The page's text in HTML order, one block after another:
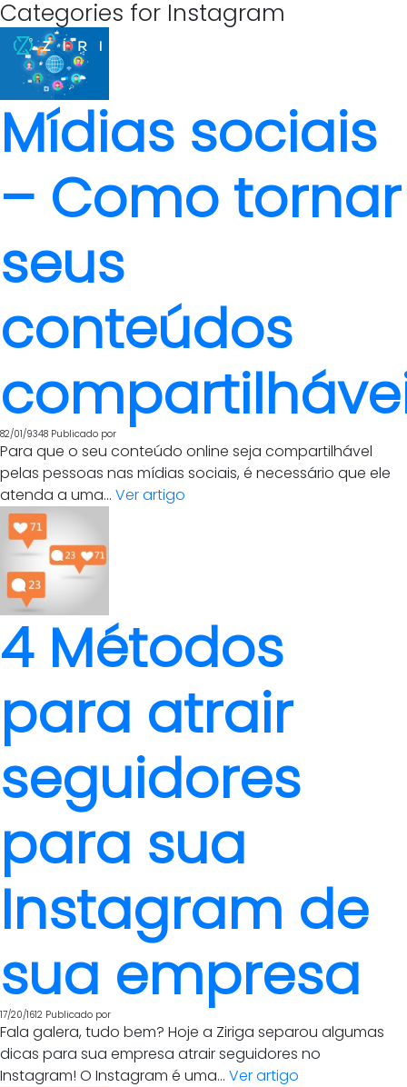
Categories for Instagram
Mídias sociais
– Como tornar
seus
conteúdos
82/01/9348 Publicado por
Para que o seu conteúdo online seja compartilhável
pelas pessoas nas mídias sociais, é necessário que ele
atenda a uma... Ver artigo
4 Métodos
para atrair
seguidores
para sua
Instagram de
sua empresa
17/20/1612 Publicado por
Fala galera, tudo bem? Hoje a Ziriga separou algumas
dicas para sua empresa atrair seguidores no
Instagram! O Instagram é uma... Ver artigo